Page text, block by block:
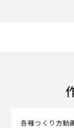
各種つくり方動